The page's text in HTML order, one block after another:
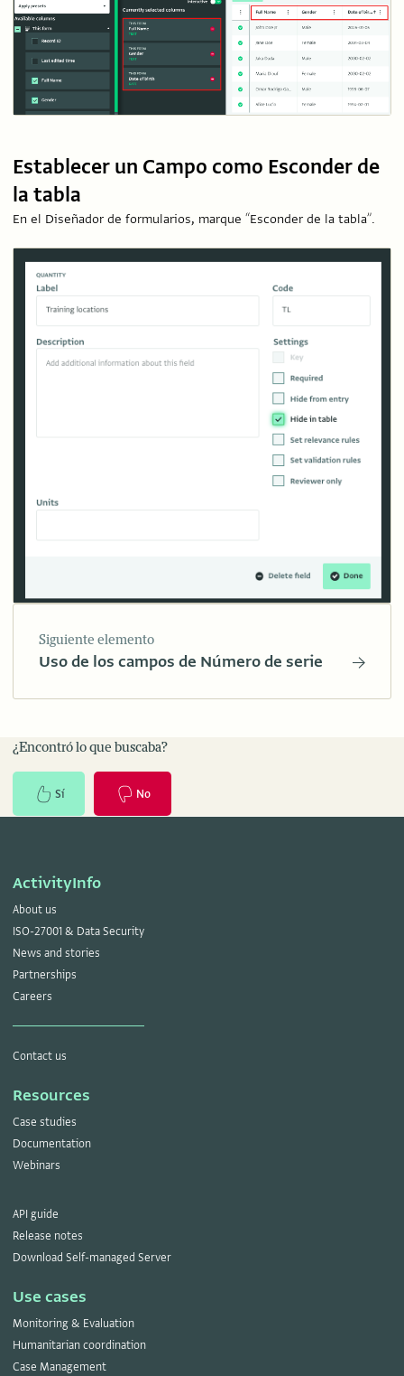
Establecer un Campo como Esconder de
la tabla
En el Diseñador de formularios, marque “Esconder de la tabla”.
Siguiente elemento
Uso de los campos de Número de serie
¿Encontró lo que buscaba?
Sí No
ActivityInfo
About us
ISO-27001 & Data Security
News and stories
Partnerships
Careers
Contact us
Resources
Case studies
Documentation
Webinars
API guide
Release notes
Download Self-managed Server
Use cases
Monitoring & Evaluation
Humanitarian coordination
Case Management